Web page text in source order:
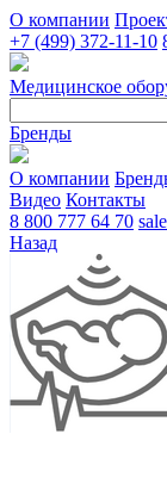
О компании
+7 (499) 372-11-10
Медицинское
Бренды
О компании
Видео Контакты
8 800 777 64 70
Назад